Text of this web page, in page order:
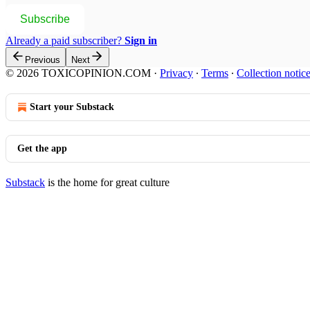
Subscribe
Already a paid subscriber? Sign in
Previous Next
© 2026 TOXICOPINION.COM · Privacy ∙ Terms ∙ Collection notice
Start your Substack
Get the app
Substack is the home for great culture